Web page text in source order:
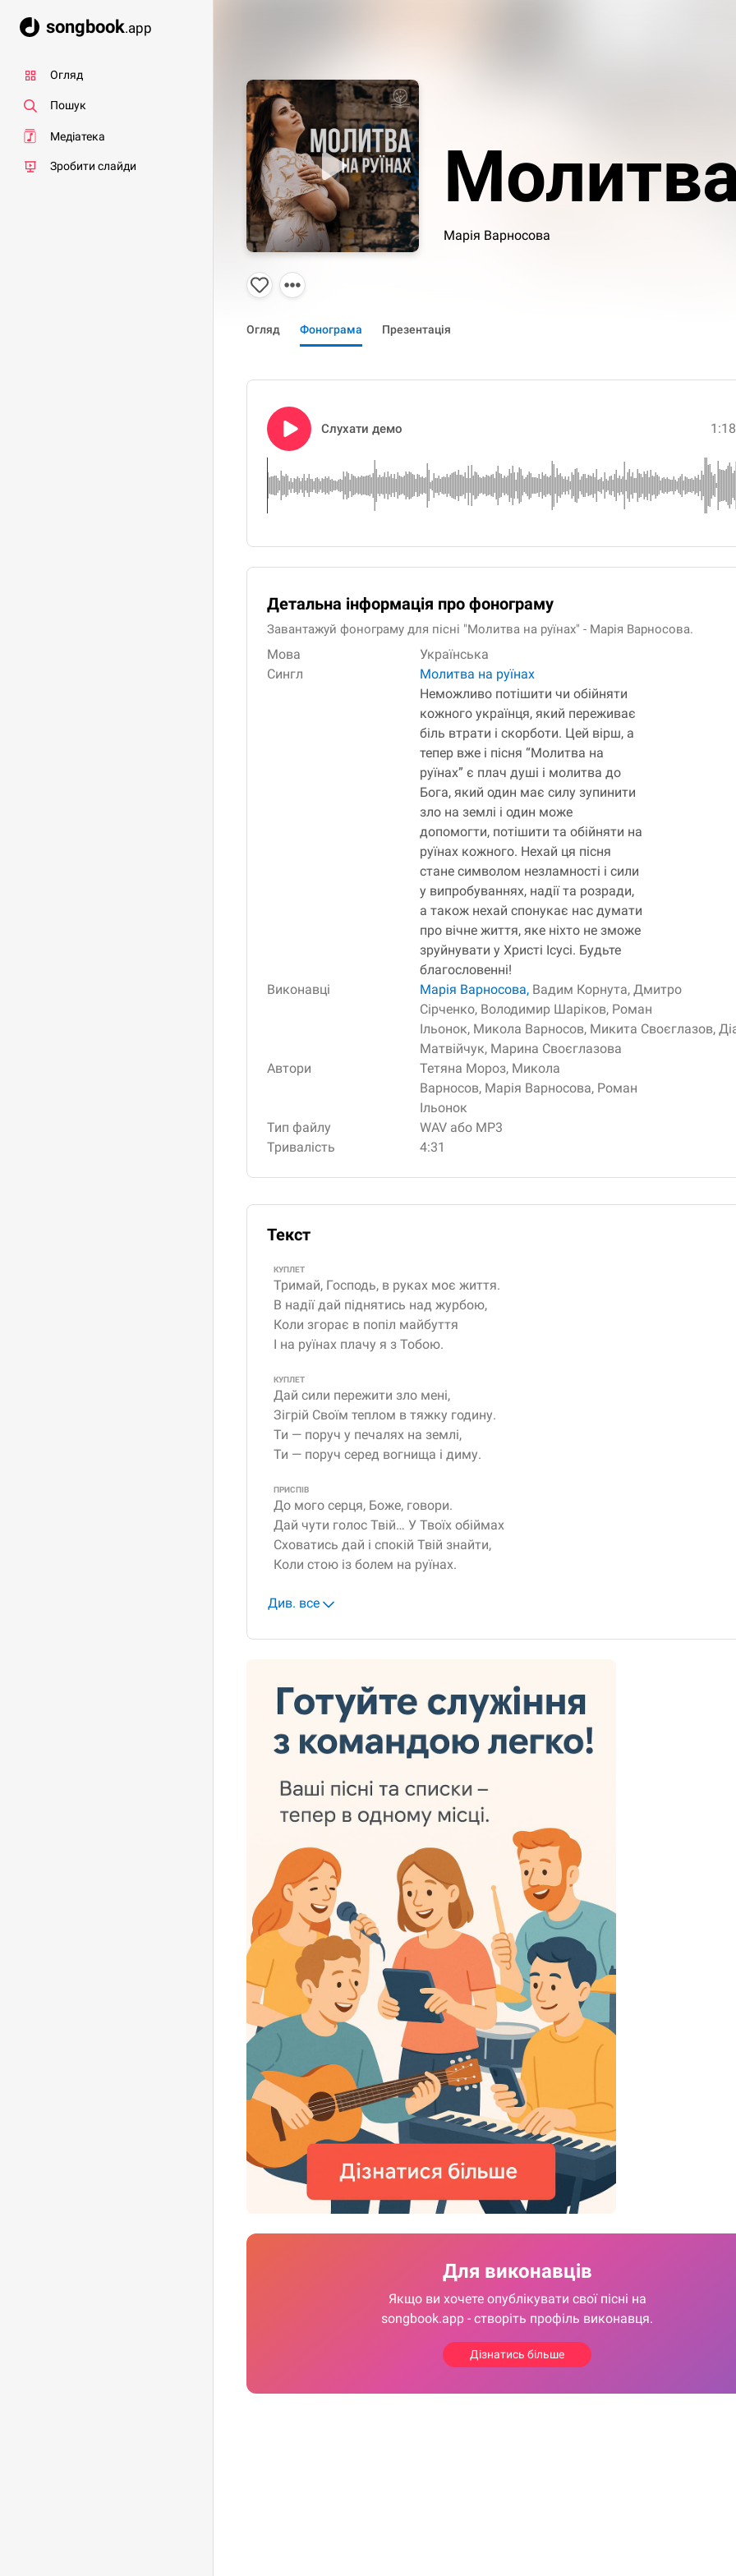
songbook.app
Огляд
Пошук
Медіатека
Зробити слайди
Марія Варносова
Огляд Фонограма Презентація
1:18
Слухати демо
Детальна інформація про фонограму
Завантажуй фонограму для пісні "Молитва на руїнах" - Марія Варносова.
Мова
Українська
Сингл
Молитва на руїнах
Неможливо потішити чи обійняти
кожного українця, який переживає
біль втрати і скорботи. Цей вірш, а
тепер вже і пісня “Молитва на
руїнах” є плач душі і молитва до
Бога, який один має силу зупинити
зло на землі і один може
допомогти, потішити та обійняти на
руїнах кожного. Нехай ця пісня
стане символом незламності і сили
у випробуваннях, надії та розради,
а також нехай спонукає нас думати
про вічне життя, яке ніхто не зможе
зруйнувати у Христі Ісусі. Будьте
благословенні!
Виконавці
Марія Варносова, Вадим Корнута, Дмитро
Сірченко, Володимир Шаріков, Роман
Ільонок, Микола Варносов, Микита Своєглазов,
Матвійчук, Марина Своєглазова
Автори
Тетяна Мороз, Микола
Варносов, Марія Варносова, Роман
Ільонок
Тип файлу
WAV або MP3
Тривалість
4:31
Текст
КУПЛЕТ
Тримай, Господь, в руках моє життя.
В надії дай піднятись над журбою,
Коли згорає в попіл майбуття
І на руїнах плачу я з Тобою.
КУПЛЕТ
Дай сили пережити зло мені,
Зігрій Своїм теплом в тяжку годину.
Ти — поруч у печалях на землі,
Ти — поруч серед вогнища і диму.
ПРИСПІВ
До мого серця, Боже, говори.
Дай чути голос Твій… У Твоїх обіймах
Сховатись дай і спокій Твій знайти,
Коли стою із болем на руїнах.
Див. все
Для виконавців
Якщо ви хочете опублікувати свої пісні на
songbook.app - створіть профіль виконавця.
Дізнатись більше